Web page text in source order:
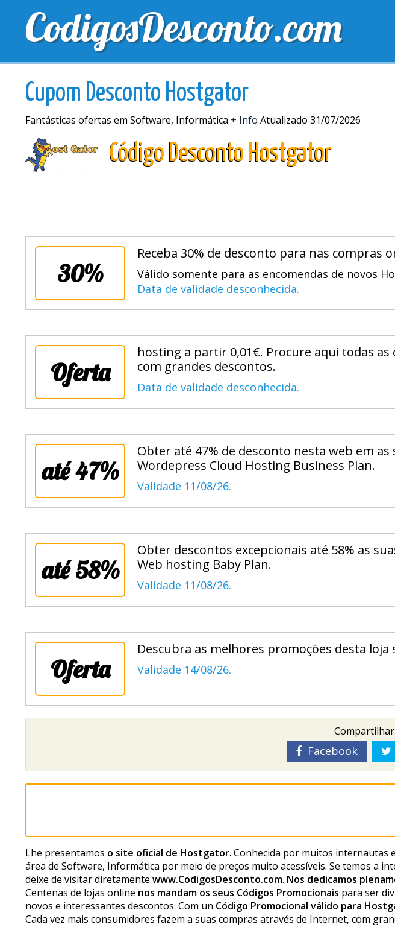
CodigosDesconto.com
Cupom Desconto Hostgator
Fantásticas ofertas em Software, Informática + Info Atualizado 31/07/2026
Código Desconto Hostgator
30%
Receba 30% de desconto para nas compras
Válido somente para as encomendas de novos
Data de validade desconhecida.
Oferta
hosting a partir 0,01€. Procure aqui todas as
com grandes descontos.
Data de validade desconhecida.
até 47%
Obter até 47% de desconto nesta web em
Wordepress Cloud Hosting Business Plan.
Validade 11/08/26.
até 58%
Obter descontos excepcionais até 58% as
Web hosting Baby Plan.
Validade 11/08/26.
Oferta
Descubra as melhores promoções desta loja
Validade 14/08/26.
Facebook
Lhe presentamos o site oficial de Hostgator. Conhecida por muitos internautas
área de Software, Informática por meio de preços muito acessíveis. Se temos a
deixe de visitar diretamente www.CodigosDesconto.com. Nos dedicamos
Centenas de lojas online nos mandam os seus Códigos Promocionais para ser
novos e interessantes descontos. Com un Código Promocional válido para
Cada vez mais consumidores fazem a suas compras através de Internet, com